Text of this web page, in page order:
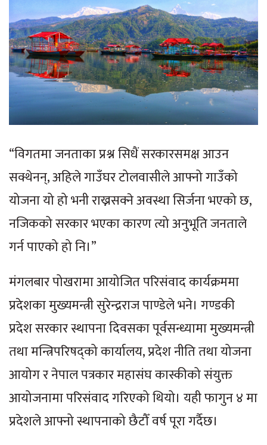
“विगतमा जनताका प्रश्न सिधैं सरकारसमक्ष आउन
सक्थेनन्, अहिले गाउँघर टोलवासीले आफ्नो गाउँको
योजना यो हो भनी राख्नसक्ने अवस्था सिर्जना भएको छ,
नजिकको सरकार भएका कारण त्यो अनुभूति जनताले
गर्न पाएको हो नि।”
मंगलबार पोखरामा आयोजित परिसंवाद कार्यक्रममा
प्रदेशका मुख्यमन्त्री सुरेन्द्रराज पाण्डेले भने। गण्डकी
प्रदेश सरकार स्थापना दिवसका पूर्वसन्ध्यामा मुख्यमन्त्री
तथा मन्त्रिपरिषद्को कार्यालय, प्रदेश नीति तथा योजना
आयोग र नेपाल पत्रकार महासंघ कास्कीको संयुक्त
आयोजनामा परिसंवाद गरिएको थियो। यही फागुन ४ मा
प्रदेशले आफ्नो स्थापनाको छैटौँ वर्ष पूरा गर्दैछ।